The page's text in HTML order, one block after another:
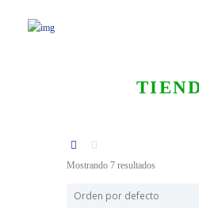
Mostrando 7 resultados